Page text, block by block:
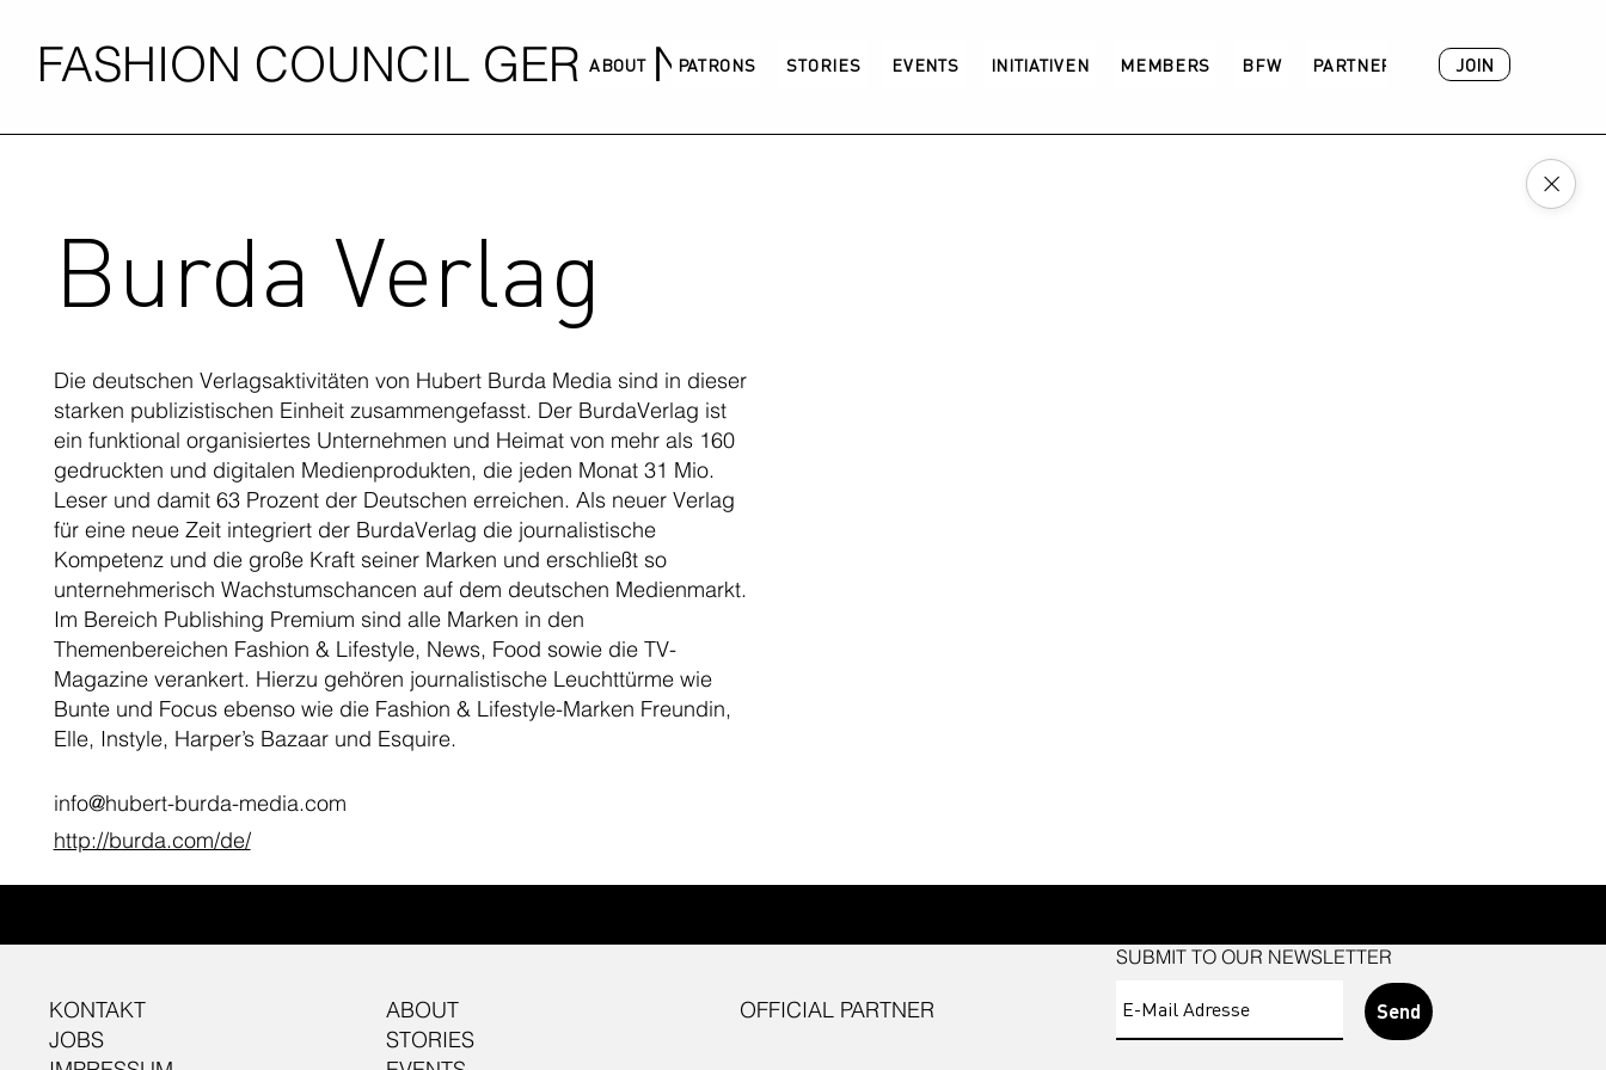
FASHION COUNCIL GERMANY
ABOUT PATRONS STORIES EVENTS INITIATIVEN MEMBERS BFW PARTNER ACADEMY
JOIN
Burda Verlag
Die deutschen Verlagsaktivitäten von Hubert Burda Media sind in dieser
starken publizistischen Einheit zusammengefasst. Der BurdaVerlag ist
ein funktional organisiertes Unternehmen und Heimat von mehr als 160
gedruckten und digitalen Medienprodukten, die jeden Monat 31 Mio.
Leser und damit 63 Prozent der Deutschen erreichen. Als neuer Verlag
für eine neue Zeit integriert der BurdaVerlag die journalistische
Kompetenz und die große Kraft seiner Marken und erschließt so
unternehmerisch Wachstumschancen auf dem deutschen Medienmarkt.
Im Bereich Publishing Premium sind alle Marken in den
Themenbereichen Fashion & Lifestyle, News, Food sowie die TV-
Magazine verankert. Hierzu gehören journalistische Leuchttürme wie
Bunte und Focus ebenso wie die Fashion & Lifestyle-Marken Freundin,
Elle, Instyle, Harper’s Bazaar und Esquire.
info@hubert-burda-media.com
http://burda.com/de/
SUBMIT TO OUR NEWSLETTER
Send
KONTAKT
JOBS
ABOUT
STORIES
OFFICIAL PARTNER